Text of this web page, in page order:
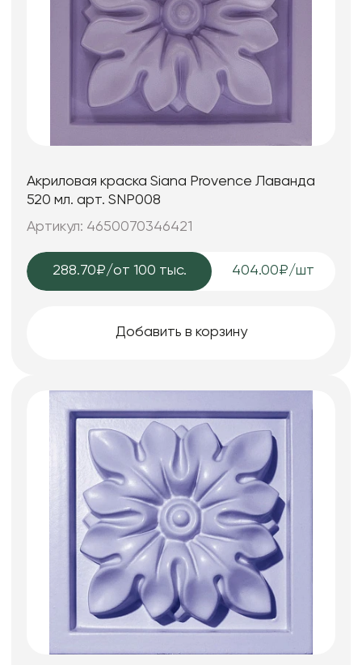
Акриловая краска Siana Provence Лаванда
520 мл. арт. SNP008
Артикул: 4650070346421
288.70₽/от 100 тыс. 404.00₽/шт
Добавить в корзину